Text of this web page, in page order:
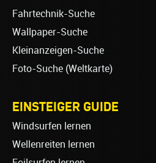
Fahrtechnik-Suche
Wallpaper-Suche
Kleinanzeigen-Suche
Foto-Suche (Weltkarte)
EINSTEIGER GUIDE
Windsurfen lernen
Wellenreiten lernen